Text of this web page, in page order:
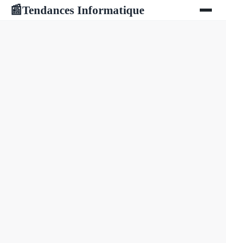
📰Tendances Informatique